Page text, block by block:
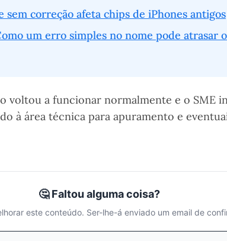
sem correção afeta chips de iPhones antigos
um erro simples no nome pode atrasar
voltou a funcionar normalmente e o SME
à área técnica para apuramento e
🤔 Faltou alguma coisa?
este conteúdo. Ser-lhe-á enviado um email de